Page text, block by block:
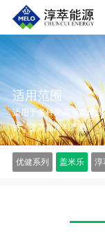
适用范围
适用于多种果蔬等农作
长，提高品质与产量
优健系列 盖米乐 淳